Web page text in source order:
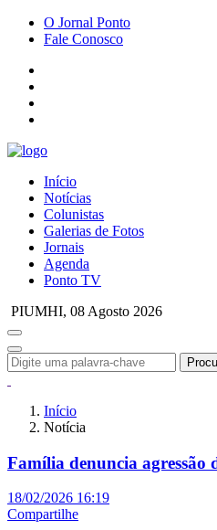
O Jornal Ponto
Fale Conosco
Início
Notícias
Colunistas
Galerias de Fotos
Jornais
Agenda
Ponto TV
PIUMHI, 08 Agosto 2026
Início
Notícia
Família denuncia agressão
18/02/2026 16:19
Compartilhe